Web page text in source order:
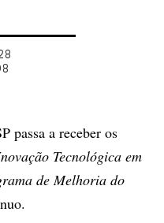
passa a receber os
Tecnológica em
de Melhoria do